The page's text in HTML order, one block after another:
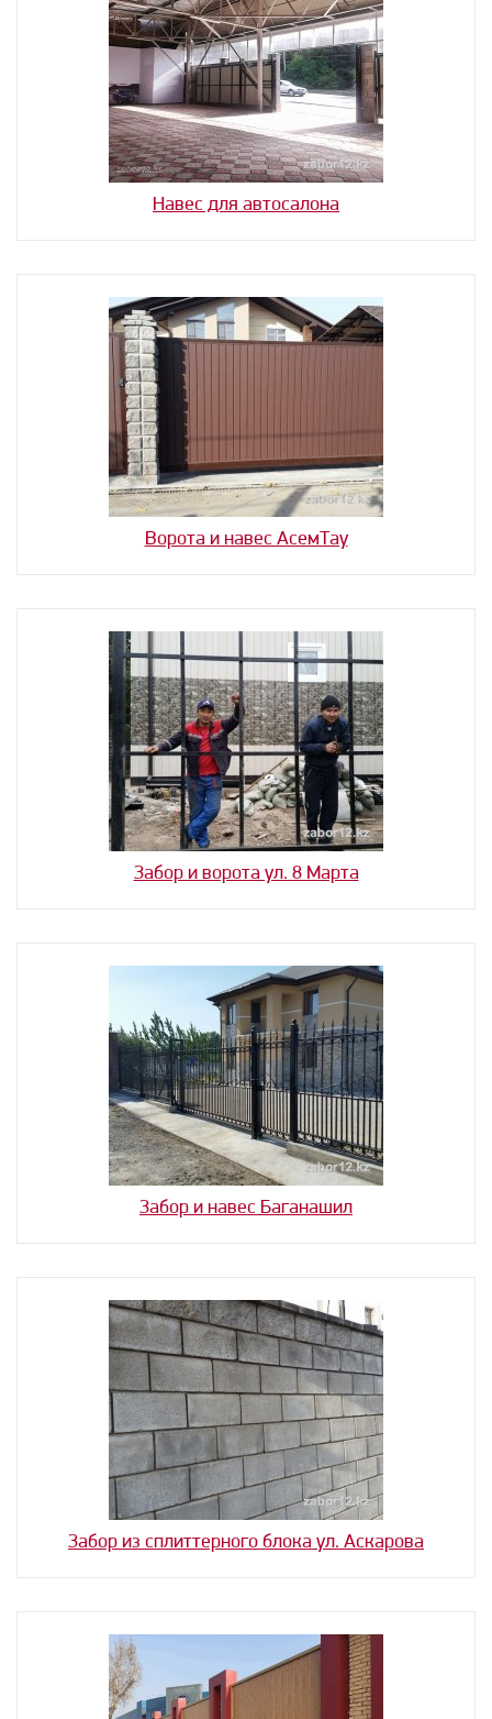
Навес для автосалона
Ворота и навес АсемТау
Забор и ворота ул. 8 Марта
Забор и навес Баганашил
Забор из сплиттерного блока ул. Аскарова